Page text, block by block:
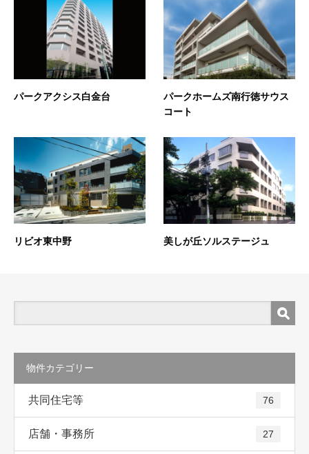
パークアクシス白金台
パークホームズ南行徳サウス
コート
リビオ東中野 美しが丘ソルステージュ
物件カテゴリー
共同住宅等 76
店舗・事務所 27